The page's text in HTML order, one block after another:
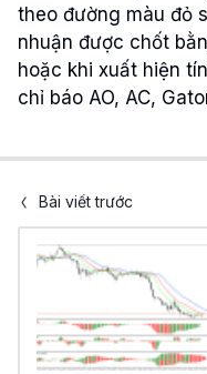
theo đường màu đỏ
nhuận được chốt
hoặc khi xuất hiện
chỉ báo AO, AC,
Bài viết trước